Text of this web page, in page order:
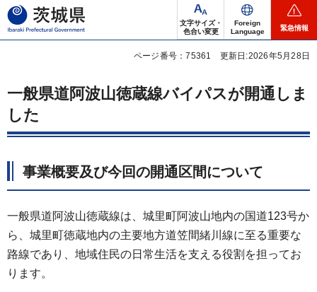
茨城県
文字サイズ・
色合い変更
Foreign
Language
緊急情報
ページ番号：75361 更新日:2026年5月28日
一般県道阿波山徳蔵線バイパスが開通しま
した
事業概要及び今回の開通区間について
一般県道阿波山徳蔵線は、城里町阿波山地内の国道123号か
ら、城里町徳蔵地内の主要地方道笠間緒川線に至る重要な
路線であり、地域住民の日常生活を支える役割を担ってお
ります。